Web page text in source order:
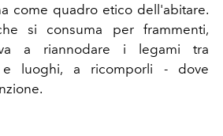
come quadro etico dell'abitare.
si consuma per frammenti,
a riannodare i legami tra
e luoghi, a ricomporli - dove